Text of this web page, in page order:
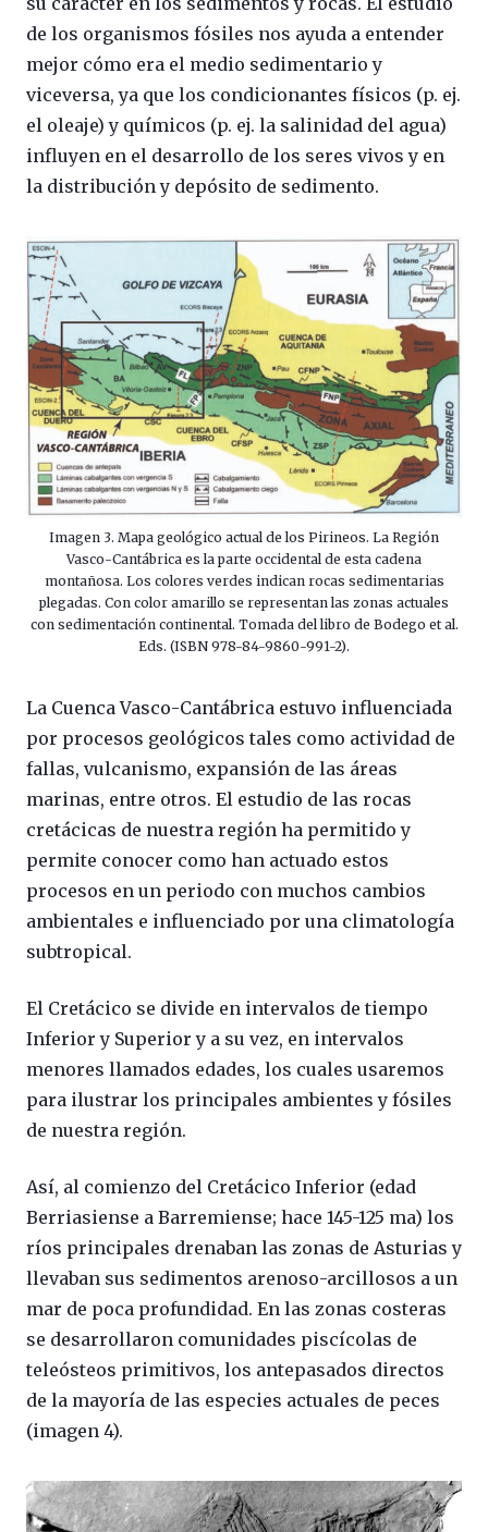
de los organismos fósiles nos ayuda a entender
mejor cómo era el medio sedimentario y
viceversa, ya que los condicionantes físicos (p. ej.
el oleaje) y químicos (p. ej. la salinidad del agua)
influyen en el desarrollo de los seres vivos y en
la distribución y depósito de sedimento.
Imagen 3. Mapa geológico actual de los Pirineos. La Región
Vasco-Cantábrica es la parte occidental de esta cadena
montañosa. Los colores verdes indican rocas sedimentarias
plegadas. Con color amarillo se representan las zonas actuales
con sedimentación continental. Tomada del libro de Bodego et al.
Eds. (ISBN 978-84-9860-991-2).
La Cuenca Vasco-Cantábrica estuvo influenciada
por procesos geológicos tales como actividad de
fallas, vulcanismo, expansión de las áreas
marinas, entre otros. El estudio de las rocas
cretácicas de nuestra región ha permitido y
permite conocer como han actuado estos
procesos en un periodo con muchos cambios
ambientales e influenciado por una climatología
subtropical.
El Cretácico se divide en intervalos de tiempo
Inferior y Superior y a su vez, en intervalos
menores llamados edades, los cuales usaremos
para ilustrar los principales ambientes y fósiles
de nuestra región.
Así, al comienzo del Cretácico Inferior (edad
Berriasiense a Barremiense; hace 145-125 ma) los
ríos principales drenaban las zonas de Asturias y
llevaban sus sedimentos arenoso-arcillosos a un
mar de poca profundidad. En las zonas costeras
se desarrollaron comunidades piscícolas de
teleósteos primitivos, los antepasados directos
de la mayoría de las especies actuales de peces
(imagen 4).